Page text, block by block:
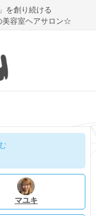
を創り続ける
美容室ヘアサロン☆
マユキ